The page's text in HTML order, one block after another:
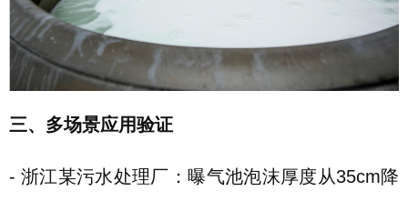
三、多场景应用验证
- 浙江某污水处理厂：曝气池泡沫厚度从35cm降